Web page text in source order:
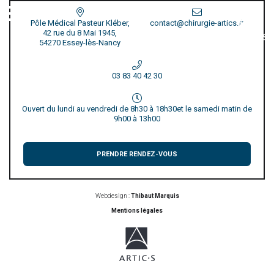
Pôle Médical Pasteur Kléber,
42 rue du 8 Mai 1945,
54270 Essey-lès-Nancy
contact@chirurgie-artics.fr
03 83 40 42 30
Ouvert du lundi au vendredi de 8h30 à 18h30et le samedi matin de
9h00 à 13h00
PRENDRE RENDEZ-VOUS
Webdesign :Thibaut Marquis
Mentions légales